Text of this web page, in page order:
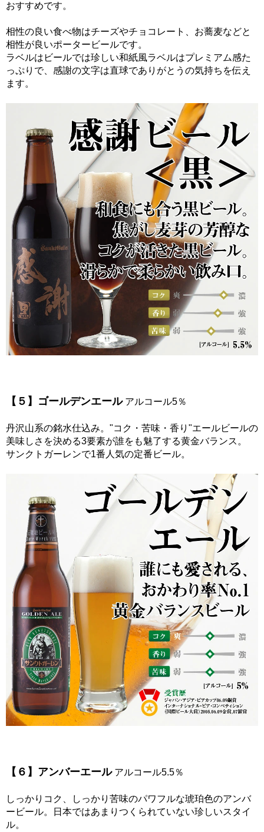
おすすめです。
相性の良い食べ物はチーズやチョコレート、お蕎麦などと
相性が良いポータービールです。
ラベルはビールでは珍しい和紙風ラベルはプレミアム感た
っぷりで、感謝の文字は直球でありがとうの気持ちを伝え
ます。
【５】ゴールデンエールアルコール5％
丹沢山系の銘水仕込み。"コク・苦味・香り"エールビールの
美味しさを決める3要素が誰をも魅了する黄金バランス。
サンクトガーレンで1番人気の定番ビール。
【６】アンバーエールアルコール5.5％
しっかりコク、しっかり苦味のパワフルな琥珀色のアンバ
ービール。日本ではあまりつくられていない珍しいスタイ
ル。